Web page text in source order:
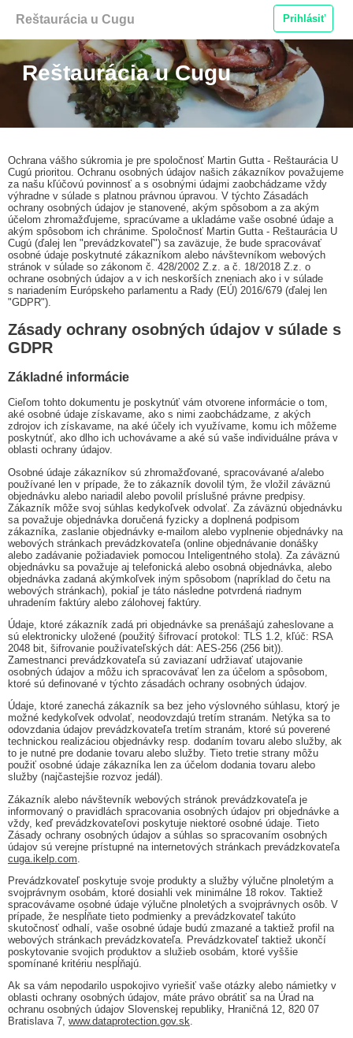
Reštaurácia u Cugu Prihlásiť
Reštaurácia u Cugu
Ochrana vášho súkromia je pre spoločnosť Martin Gutta - Reštaurácia U
Cugú prioritou. Ochranu osobných údajov našich zákazníkov považujeme
za našu kľúčovú povinnosť a s osobnými údajmi zaobchádzame vždy
výhradne v súlade s platnou právnou úpravou. V týchto Zásadách
ochrany osobných údajov je stanovené, akým spôsobom a za akým
účelom zhromažďujeme, spracúvame a ukladáme vaše osobné údaje a
akým spôsobom ich chránime. Spoločnosť Martin Gutta - Reštaurácia U
Cugú (ďalej len "prevádzkovateľ") sa zaväzuje, že bude spracovávať
osobné údaje poskytnuté zákazníkom alebo návštevníkom webových
stránok v súlade so zákonom č. 428/2002 Z.z. a č. 18/2018 Z.z. o
ochrane osobných údajov a v ich neskorších zneniach ako i v súlade
s nariadením Európskeho parlamentu a Rady (EÚ) 2016/679 (ďalej len
"GDPR").
Zásady ochrany osobných údajov v súlade s
GDPR
Základné informácie
Cieľom tohto dokumentu je poskytnúť vám otvorene informácie o tom,
aké osobné údaje získavame, ako s nimi zaobchádzame, z akých
zdrojov ich získavame, na aké účely ich využívame, komu ich môžeme
poskytnúť, ako dlho ich uchovávame a aké sú vaše individuálne práva v
oblasti ochrany údajov.
Osobné údaje zákazníkov sú zhromažďované, spracovávané a/alebo
používané len v prípade, že to zákazník dovolil tým, že vložil záväznú
objednávku alebo nariadil alebo povolil príslušné právne predpisy.
Zákazník môže svoj súhlas kedykoľvek odvolať. Za záväznú objednávku
sa považuje objednávka doručená fyzicky a doplnená podpisom
zákazníka, zaslanie objednávky e-mailom alebo vyplnenie objednávky na
webových stránkach prevádzkovateľa (online objednávanie donášky
alebo zadávanie požiadaviek pomocou Inteligentného stola). Za záväznú
objednávku sa považuje aj telefonická alebo osobná objednávka, alebo
objednávka zadaná akýmkoľvek iným spôsobom (napríklad do četu na
webových stránkach), pokiaľ je táto následne potvrdená riadnym
uhradením faktúry alebo zálohovej faktúry.
Údaje, ktoré zákazník zadá pri objednávke sa prenášajú zaheslovane a
sú elektronicky uložené (použitý šifrovací protokol: TLS 1.2, kľúč: RSA
2048 bit, šifrovanie používateľských dát: AES-256 (256 bit)).
Zamestnanci prevádzkovateľa sú zaviazaní udržiavať utajovanie
osobných údajov a môžu ich spracovávať len za účelom a spôsobom,
ktoré sú definované v týchto zásadách ochrany osobných údajov.
Údaje, ktoré zanechá zákazník sa bez jeho výslovného súhlasu, ktorý je
možné kedykoľvek odvolať, neodovzdajú tretím stranám. Netýka sa to
odovzdania údajov prevádzkovateľa tretím stranám, ktoré sú poverené
technickou realizáciou objednávky resp. dodaním tovaru alebo služby, ak
to je nutné pre dodanie tovaru alebo služby. Tieto tretie strany môžu
použiť osobné údaje zákazníka len za účelom dodania tovaru alebo
služby (najčastejšie rozvoz jedál).
Zákazník alebo návštevník webových stránok prevádzkovateľa je
informovaný o pravidlách spracovania osobných údajov pri objednávke a
vždy, keď prevádzkovateľovi poskytuje niektoré osobné údaje. Tieto
Zásady ochrany osobných údajov a súhlas so spracovaním osobných
údajov sú verejne prístupné na internetových stránkach prevádzkovateľa
cuga.ikelp.com
Prevádzkovateľ poskytuje svoje produkty a služby výlučne plnoletým a
svojprávnym osobám, ktoré dosiahli vek minimálne 18 rokov. Taktiež
spracovávame osobné údaje výlučne plnoletých a svojprávnych osôb. V
prípade, že nespĺňate tieto podmienky a prevádzkovateľ takúto
skutočnosť odhalí, vaše osobné údaje budú zmazané a taktiež profil na
webových stránkach prevádzkovateľa. Prevádzkovateľ taktiež ukončí
poskytovanie svojich produktov a služieb osobám, ktoré vyššie
spomínané kritériu nespĺňajú.
Ak sa vám nepodarilo uspokojivo vyriešiť vaše otázky alebo námietky v
oblasti ochrany osobných údajov, máte právo obrátiť sa na Úrad na
ochranu osobných údajov Slovenskej republiky, Hraničná 12, 820 07
Bratislava 7, www.dataprotection.gov.sk.